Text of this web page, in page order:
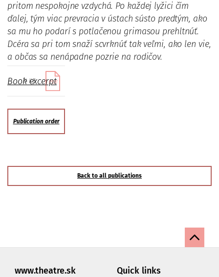
pritom nespokojne vzdychá. Po každej lyžici čím
ďalej, tým viac prevracia v ústach sústo predtým, ako
sa mu ho podarí s potlačenou grimasou prehltnúť.
Dcéra sa pri tom snaží scvrknúť tak veľmi, ako len vie,
a občas sa nenápadne pozrie na rodičov.
Book excerpt
74 KB
Publication order
Back to all publications
www.theatre.sk Quick links